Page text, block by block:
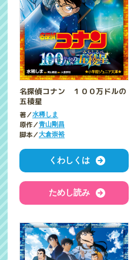
名探偵コナン １００万ドルの
五稜星
著／水稀しま
原作／青山剛昌
脚本／大倉崇裕
くわしくは
ためし読み